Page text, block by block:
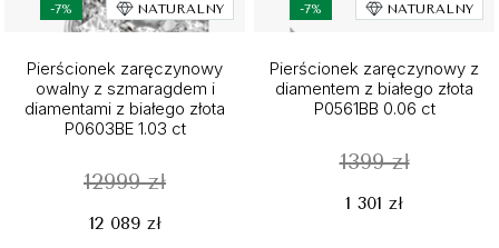
-7% NATURALNY
Pierścionek zaręczynowy
owalny z szmaragdem i
diamentami z białego złota
P0603BE 1.03 ct
12999 zł
12 089 zł
-7% NATURALNY
Pierścionek zaręczynowy z
diamentem z białego złota
P0561BB 0.06 ct
1399 zł
1 301 zł